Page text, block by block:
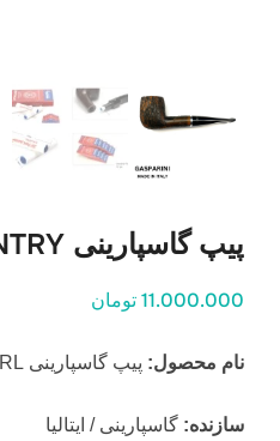
پیپ گاسپارینی COUNTRY
11.000.000 تومان
نام محصول: پیپ گاسپارینی GASPARINI SRL
سازنده: گاسپارینی / ایتالیا